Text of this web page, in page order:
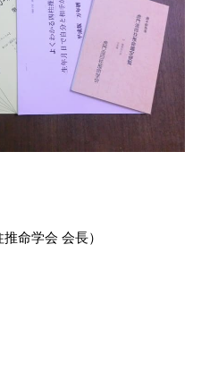
推命学会 会長）